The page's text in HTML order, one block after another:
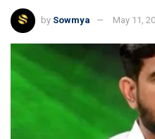
by Sowmya May 11,